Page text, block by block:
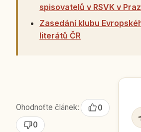
spisovatelů v RSVK v
Zasedání klubu
literátů ČR
Ohodnoťte článek:
0
0